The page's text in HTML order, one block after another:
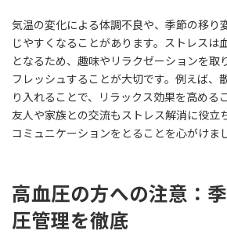
気温の変化による体調不良や、季節の移り
じやすくなることがあります。ストレスは
となるため、趣味やリラクゼーションを取
フレッシュすることが大切です。例えば、
り入れることで、リラックス効果を高める
友人や家族との交流もストレス解消に役立
コミュニケーションをとることを心がけま
高血圧の方への注意：
圧管理を徹底